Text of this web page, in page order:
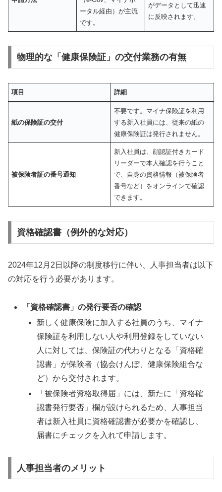
ータル経由）が主流
です。
がデータとして迅速
に反映されます。
物理的な「健康保険証」の交付業務の有無
項目 詳細
紙の保険証の交付
不要です。マイナ保険証を利用
する新入社員には、従来の紙の
健康保険証は発行されません。
被保険者証の番号通知
新入社員は、顔認証付きカード
リーダーで本人確認を行うこと
で、自身の資格情報（被保険者
番号など）をオンラインで確認
できます。
資格確認書（例外的な対応）
2024年12月2日以降の制度移行に伴い、人事担当者は以下
の対応を行う必要があります。
「資格確認書」の発行要否の確認
新しく健康保険に加入する社員のうち、マイナ
保険証を利用しない人や利用登録をしていない
人に対しては、保険証の代わりとなる「資格確
認書」が保険者（協会けんぽ、健康保険組合な
ど）から交付されます。
「被保険者資格取得届」には、新たに「資格確
認書発行要否」欄が設けられるため、人事担当
者は新入社員に資格確認書が必要かを確認し、
届書にチェックを入れて申請します。
人事担当者のメリット